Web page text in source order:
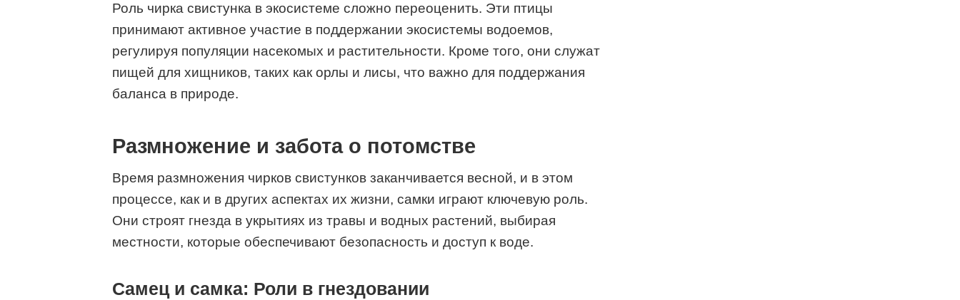
Роль чирка свистунка в экосистеме сложно переоценить. Эти птицы
принимают активное участие в поддержании экосистемы водоемов,
регулируя популяции насекомых и растительности. Кроме того, они служат
пищей для хищников, таких как орлы и лисы, что важно для поддержания
баланса в природе.
Размножение и забота о потомстве
Время размножения чирков свистунков заканчивается весной, и в этом
процессе, как и в других аспектах их жизни, самки играют ключевую роль.
Они строят гнезда в укрытиях из травы и водных растений, выбирая
местности, которые обеспечивают безопасность и доступ к воде.
Самец и самка: Роли в гнездовании